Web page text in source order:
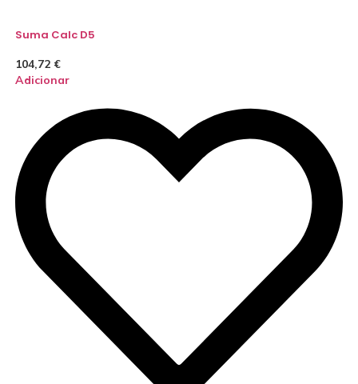
Suma Calc D5
104,72 €
Adicionar